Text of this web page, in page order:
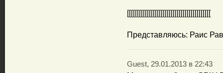
[[[[[[[[[[[[[[[[[[[[[[[[[[[[[[[[[[[[[[[[[[
Представляюсь: Раис
Guest, 29.01.2013 в 22:43